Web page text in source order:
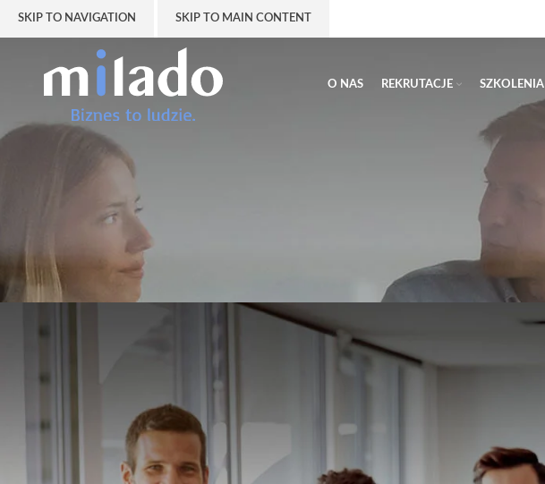
SKIP TO NAVIGATION SKIP TO MAIN CONTENT
O NAS REKRUTACJE SZKOLENIA